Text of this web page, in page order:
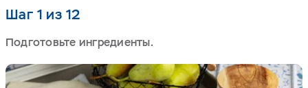
Шаг 1 из 12
Подготовьте ингредиенты.